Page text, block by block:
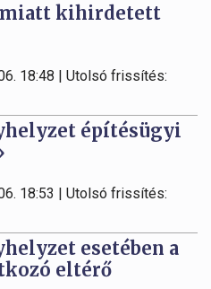
kihirdetett
18:48 | Utolsó frissítés:
építésügyi
18:53 | Utolsó frissítés:
esetében a
eltérő